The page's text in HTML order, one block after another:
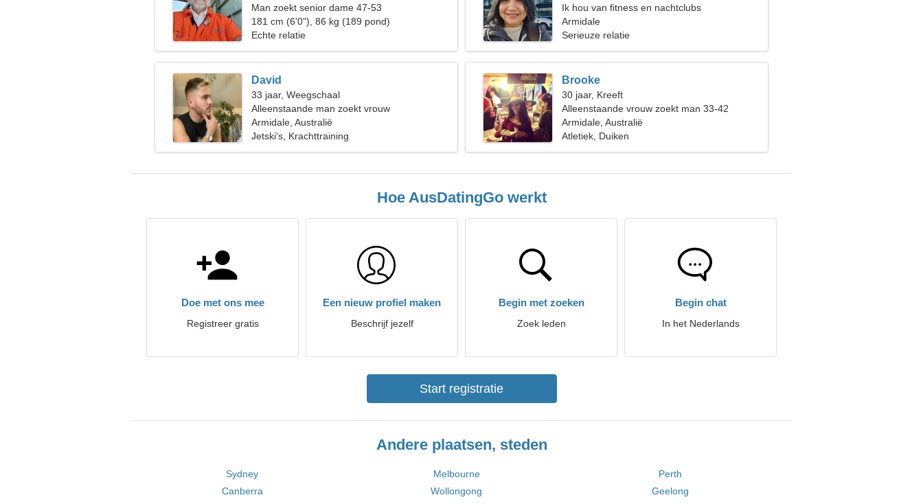
Man zoekt senior dame 47-53
181 cm (6'0"), 86 kg (189 pond)
Echte relatie
Ik hou van fitness en nachtclubs
Armidale
Serieuze relatie
David
33 jaar, Weegschaal
Alleenstaande man zoekt vrouw
Armidale, Australië
Jetski's, Krachttraining
Brooke
30 jaar, Kreeft
Alleenstaande vrouw zoekt man 33-42
Armidale, Australië
Atletiek, Duiken
Hoe AusDatingGo werkt
Doe met ons mee
Registreer gratis
Een nieuw profiel maken
Beschrijf jezelf
Begin met zoeken
Zoek leden
Begin chat
In het Nederlands
Start registratie
Andere plaatsen, steden
Sydney Melbourne
Perth
Canberra
Wollongong
Geelong